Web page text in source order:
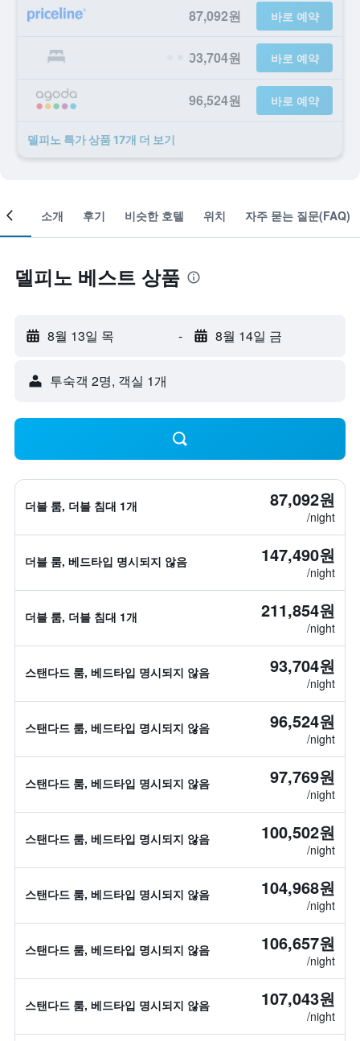
87,092원 바로 예약
93,704원 바로 예약
96,524원 바로 예약
델피노 ​특가 ​상품 17개 ​더 ​보기
객실 소개 후기 비슷한 호텔 위치 자주 묻는 질문(FAQ)
델피노 베스트 상품
8월 13일 목 - 8월 14일 금
​투숙객 2​명, ​객실 1개
더블 룸, 더블 침대 1개 87,092원
/night
더블 룸, 베드타입 명시되지 않음 147,490원
/night
더블 룸, 더블 침대 1개 211,854원
/night
스탠다드 룸, 베드타입 명시되지 않음 93,704원
/night
스탠다드 룸, 베드타입 명시되지 않음 96,524원
/night
스탠다드 룸, 베드타입 명시되지 않음 97,769원
/night
스탠다드 룸, 베드타입 명시되지 않음 100,502원
/night
스탠다드 룸, 베드타입 명시되지 않음 104,968원
/night
스탠다드 룸, 베드타입 명시되지 않음 106,657원
/night
스탠다드 룸, 베드타입 명시되지 않음 107,043원
/night